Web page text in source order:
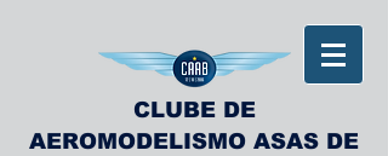
CLUBE DE
AEROMODELISMO ASAS DE